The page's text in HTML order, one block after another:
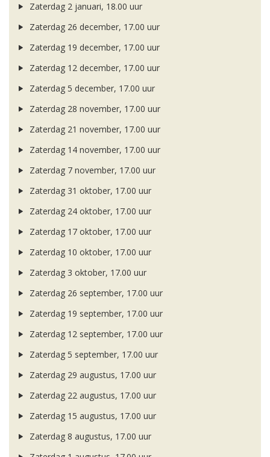
Zaterdag 2 januari, 18.00 uur
Zaterdag 26 december, 17.00 uur
Zaterdag 19 december, 17.00 uur
Zaterdag 12 december, 17.00 uur
Zaterdag 5 december, 17.00 uur
Zaterdag 28 november, 17.00 uur
Zaterdag 21 november, 17.00 uur
Zaterdag 14 november, 17.00 uur
Zaterdag 7 november, 17.00 uur
Zaterdag 31 oktober, 17.00 uur
Zaterdag 24 oktober, 17.00 uur
Zaterdag 17 oktober, 17.00 uur
Zaterdag 10 oktober, 17.00 uur
Zaterdag 3 oktober, 17.00 uur
Zaterdag 26 september, 17.00 uur
Zaterdag 19 september, 17.00 uur
Zaterdag 12 september, 17.00 uur
Zaterdag 5 september, 17.00 uur
Zaterdag 29 augustus, 17.00 uur
Zaterdag 22 augustus, 17.00 uur
Zaterdag 15 augustus, 17.00 uur
Zaterdag 8 augustus, 17.00 uur